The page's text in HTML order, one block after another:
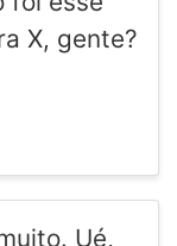
X, gente?
Ué,